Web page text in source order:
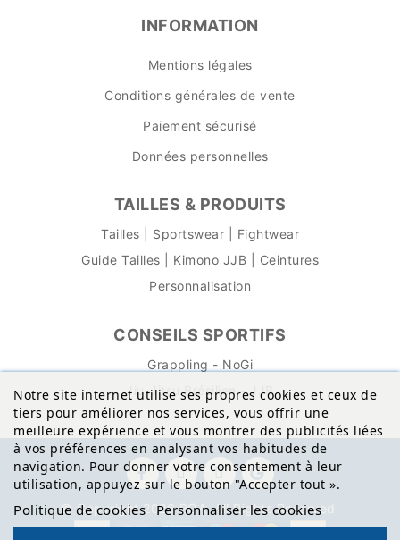
INFORMATION
Mentions légales
Conditions générales de vente
Paiement sécurisé
Données personnelles
TAILLES & PRODUITS
Tailles | Sportswear | Fightwear
Guide Tailles | Kimono JJB | Ceintures
Personnalisation
CONSEILS SPORTIFS
Grappling - NoGi
Jiu-Jitsu Brésilien - JJB
Notre site internet utilise ses propres cookies et ceux de
tiers pour améliorer nos services, vous offrir une
meilleure expérience et vous montrer des publicités liées
à vos préférences en analysant vos habitudes de
navigation. Pour donner votre consentement à leur
utilisation, appuyez sur le bouton "Accepter tout ».
Politique de cookies Personnaliser les cookies
© Copyright 2026 BŌA. All Rights Reserved.